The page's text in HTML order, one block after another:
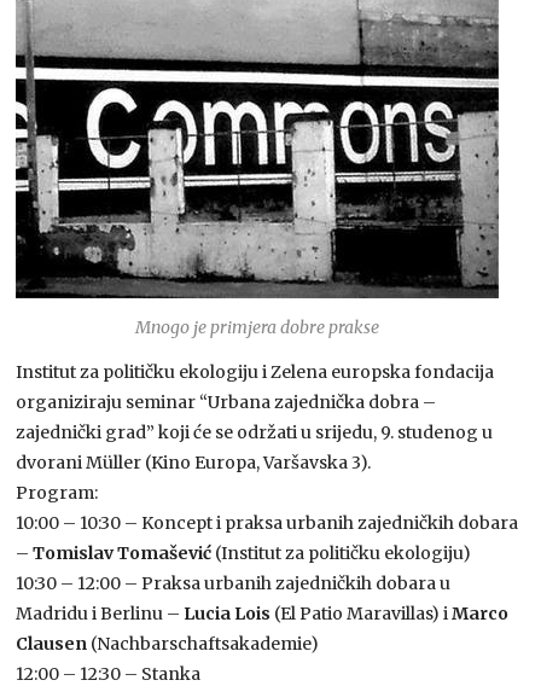
Mnogo je primjera dobre prakse
Institut za političku ekologiju i Zelena europska fondacija
organiziraju seminar “Urbana zajednička dobra –
zajednički grad” koji će se održati u srijedu, 9. studenog u
dvorani Müller (Kino Europa, Varšavska 3).
Program:
10:00 – 10:30 – Koncept i praksa urbanih zajedničkih dobara
–Tomislav Tomašević (Institut za političku ekologiju)
10:30 – 12:00 – Praksa urbanih zajedničkih dobara u
Madridu i Berlinu – Lucia Lois (El Patio Maravillas) iMarco
Clausen (Nachbarschaftsakademie)
12:00 – 12:30 – Stanka